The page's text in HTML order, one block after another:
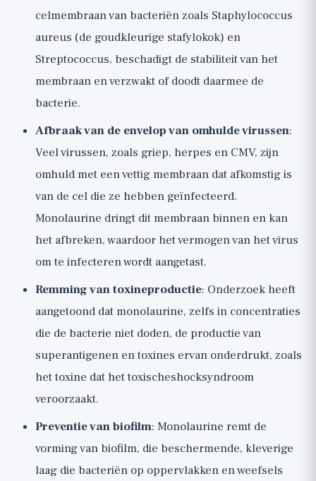
celmembraan van bacteriën zoals Staphylococcus
aureus (de goudkleurige stafylokok) en
Streptococcus, beschadigt de stabiliteit van het
membraan en verzwakt of doodt daarmee de
bacterie.
Afbraak van de envelop van omhulde virussen:
Veel virussen, zoals griep, herpes en CMV, zijn
omhuld met een vettig membraan dat afkomstig is
van de cel die ze hebben geïnfecteerd.
Monolaurine dringt dit membraan binnen en kan
het afbreken, waardoor het vermogen van het virus
om te infecteren wordt aangetast.
Remming van toxineproductie: Onderzoek heeft
aangetoond dat monolaurine, zelfs in concentraties
die de bacterie niet doden, de productie van
superantigenen en toxines ervan onderdrukt, zoals
het toxine dat het toxischeshocksyndroom
veroorzaakt.
Preventie van biofilm: Monolaurine remt de
vorming van biofilm, die beschermende, kleverige
laag die bacteriën op oppervlakken en weefsels